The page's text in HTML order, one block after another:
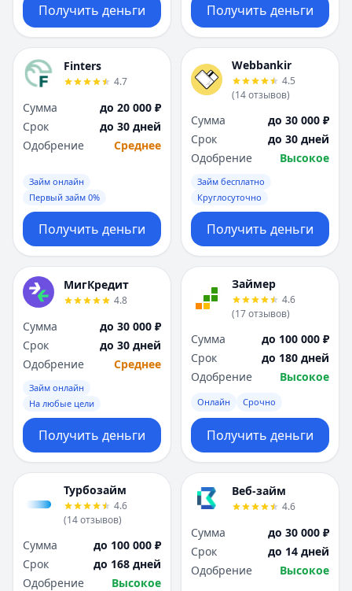
Получить деньги Получить деньги
Finters
4.7
Сумма
до 20 000 ₽
Срок
до 30 дней
Одобрение
Среднее
Займ онлайн
Первый займ 0%
Получить деньги
Webbankir
4.5
(14отзывов)
Сумма
до 30 000 ₽
Срок
до 30 дней
Одобрение
Высокое
Займ бесплатно
Круглосуточно
Получить деньги
МигКредит
4.8
Сумма
до 30 000 ₽
Срок
до 30 дней
Одобрение
Среднее
Займ онлайн
На любые цели
Получить деньги
Займер
4.6
(17отзывов)
Сумма
до 100 000 ₽
Срок
до 180 дней
Одобрение
Высокое
Онлайн Срочно
Получить деньги
Турбозайм
4.6
(14отзывов)
Сумма
до 100 000 ₽
Срок
до 168 дней
Одобрение
Высокое
Веб-займ
4.6
Сумма
до 30 000 ₽
Срок
до 14 дней
Одобрение
Высокое